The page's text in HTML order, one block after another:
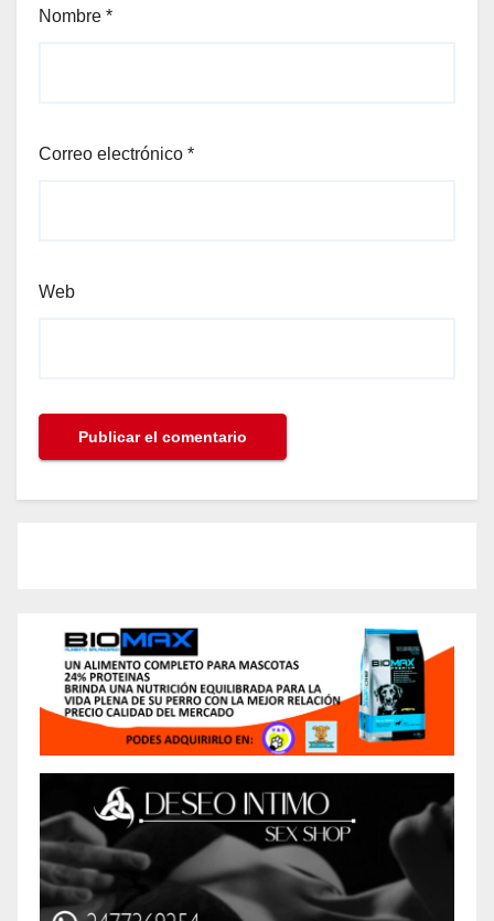
Nombre *
Correo electrónico *
Web